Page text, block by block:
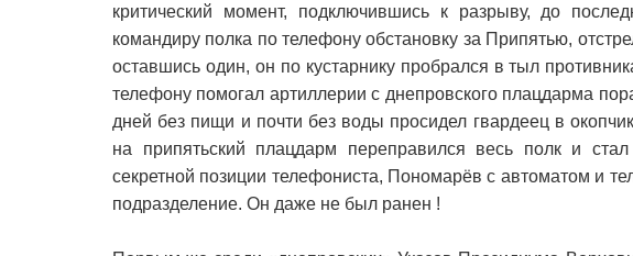
критический момент, подключившись к разрыву, до
командиру полка по телефону обстановку за Припятью,
оставшись один, он по кустарнику пробрался в тыл
телефону помогал артиллерии с днепровского плацдарма
дней без пищи и почти без воды просидел гвардеец в
на припятьский плацдарм переправился весь полк и
секретной позиции телефониста, Пономарёв с автоматом и
подразделение. Он даже не был ранен !